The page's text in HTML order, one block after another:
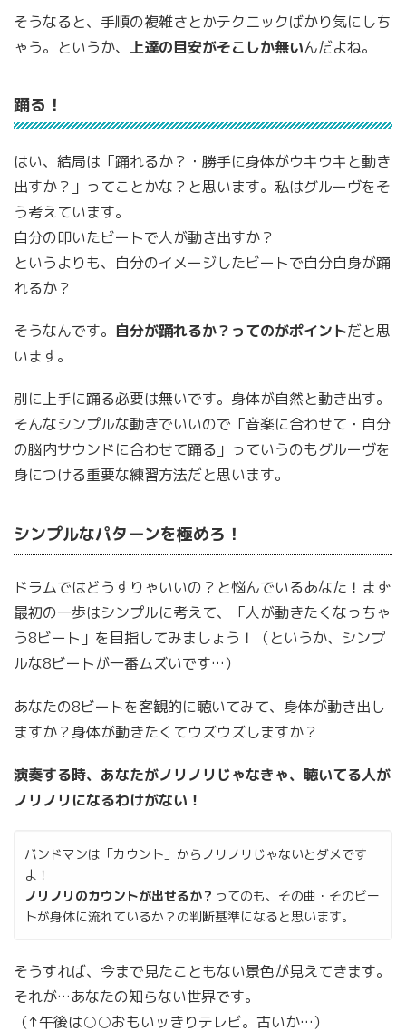
そうなると、手順の複雑さとかテクニックばかり気にしち
ゃう。というか、 上達の目安がそこしか無いんだよね。
踊る！
はい、結局は「踊れるか？・勝手に身体がウキウキと動き
出すか？」ってことかな？と思います。私はグルーヴをそ
う考えています。
自分の叩いたビートで人が動き出すか？
というよりも、自分のイメージしたビートで自分自身が踊
れるか？
そうなんです。 自分が踊れるか？ってのがポイントだと思
います。
別に上手に踊る必要は無いです。身体が自然と動き出す。
そんなシンプルな動きでいいので「音楽に合わせて・自分
の脳内サウンドに合わせて踊る」っていうのもグルーヴを
身につける重要な練習方法だと思います。
シンプルなパターンを極めろ！
ドラムではどうすりゃいいの？と悩んでいるあなた！まず
最初の一歩はシンプルに考えて、「人が動きたくなっちゃ
う8ビート」を目指してみましょう！（というか、シンプ
ルな8ビートが一番ムズいです…）
あなたの8ビートを客観的に聴いてみて、身体が動き出し
ますか？身体が動きたくてウズウズしますか？
演奏する時、あなたがノリノリじゃなきゃ、聴いてる人が
ノリノリになるわけがない！
バンドマンは「カウント」からノリノリじゃないとダメです
よ！
ノリノリのカウントが出せるか？ ってのも、その曲・そのビー
トが身体に流れているか？の判断基準になると思います。
そうすれば、今まで見たこともない景色が見えてきます。
それが…あなたの知らない世界です。
（↑午後は○○おもいッきりテレビ。古いか…）